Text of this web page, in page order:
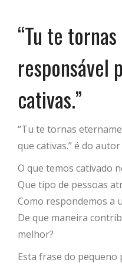
“Tu te
responsável
cativas.”
“Tu te tornas
que cativas.” é do
O que temos cativado
Que tipo de pessoas
Como respondemos a
De que maneira
melhor?
Esta frase do pequeno